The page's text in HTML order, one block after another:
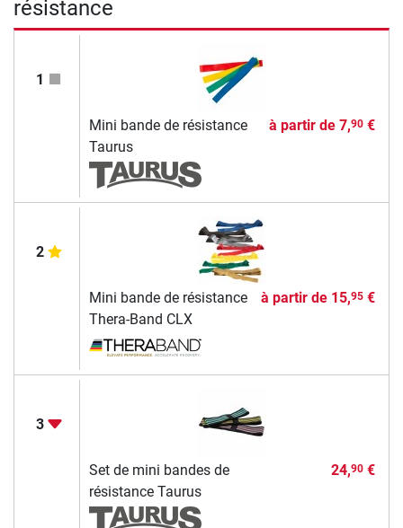
résistance
1
Mini bande de résistance
Taurus
à partir de 7,90€
2
Mini bande de résistance
Thera-Band CLX
à partir de 15,95€
3
Set de mini bandes de
résistance Taurus
24,90€